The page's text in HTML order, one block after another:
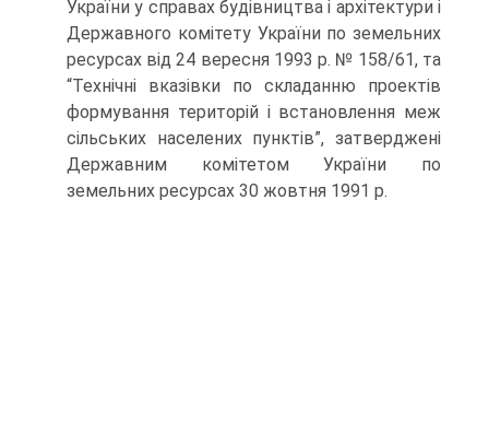
України у справах будівництва і архітектури і
Державного комітету України по земельних
ресурсах від 24 вересня 1993 р. № 158/61, та
“Технічні вказівки по складанню проектів
формування територій і встановлення меж
сільських населених пунктів”, затверджені
Державним комітетом України по
земельних ресурсах 30 жовтня 1991 р.